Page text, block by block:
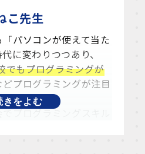
自信を持って自分の考
サポートしていきま
だいている保護者の方
試のため、情報授業の
来への不安のためと、
ください。どんな学習が
こ先生
パソコンが使えて当た
に変わりつつあり、
でもプログラミングが
どプログラミングが注目
プログラミングスキル